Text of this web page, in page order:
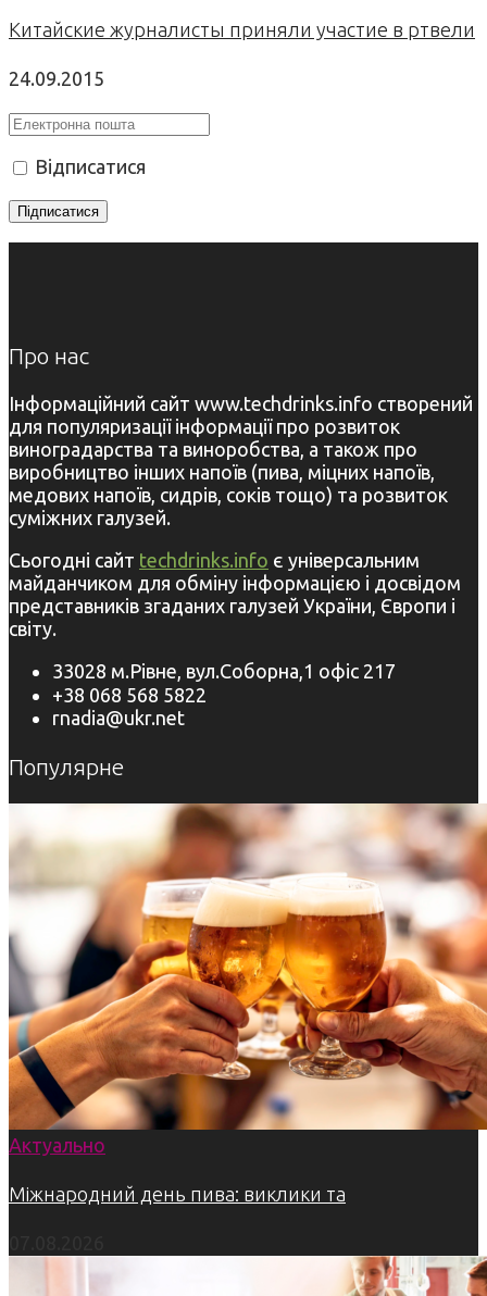
Китайские журналисты приняли участие в ртвели
24.09.2015
Відписатися
Про нас
Інформаційний сайт www.techdrinks.info створений
для популяризації інформації про розвиток
виноградарства та виноробства, а також про
виробництво інших напоїв (пива, міцних напоїв,
медових напоїв, сидрів, соків тощо) та розвиток
суміжних галузей.
Сьогодні сайт techdrinks.info є універсальним
майданчиком для обміну інформацією і досвідом
представників згаданих галузей України, Європи і
світу.
33028 м.Рівне, вул.Соборна,1 офіс 217
+38 068 568 5822
rnadia@ukr.net
Популярне
Актуально
Міжнародний день пива: виклики та